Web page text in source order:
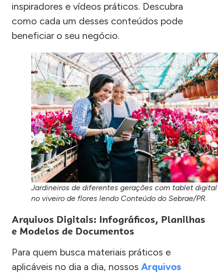
inspiradores e vídeos práticos. Descubra
como cada um desses conteúdos pode
beneficiar o seu negócio.
Jardineiros de diferentes gerações com tablet digital
no viveiro de flores lendo Conteúdo do Sebrae/PR.
Arquivos Digitais: Infográficos, Planilhas
e Modelos de Documentos
Para quem busca materiais práticos e
aplicáveis no dia a dia, nossos Arquivos